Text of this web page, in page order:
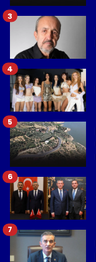
3
4
5
6
7